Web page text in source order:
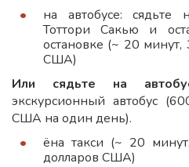
на автобусе: сядьте
Тоттори Сакью и
остановке (~ 20
США)
Или сядьте на
экскурсионный автобус
США на один день).
ёна такси (~ 20
долларов США)